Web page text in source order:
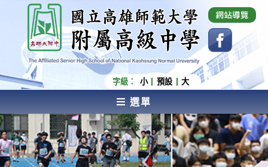
內
容
國立高雄師範大學附屬高級中學 Affiliated Senior
High School of National Kaohsiung Normal
University
字級： 小 預設 大
選單
AFFILIATED SENIOR HIGH SCHOOL OF NATIONAL
KAOHSIUNG NORMAL UNIVERSITY